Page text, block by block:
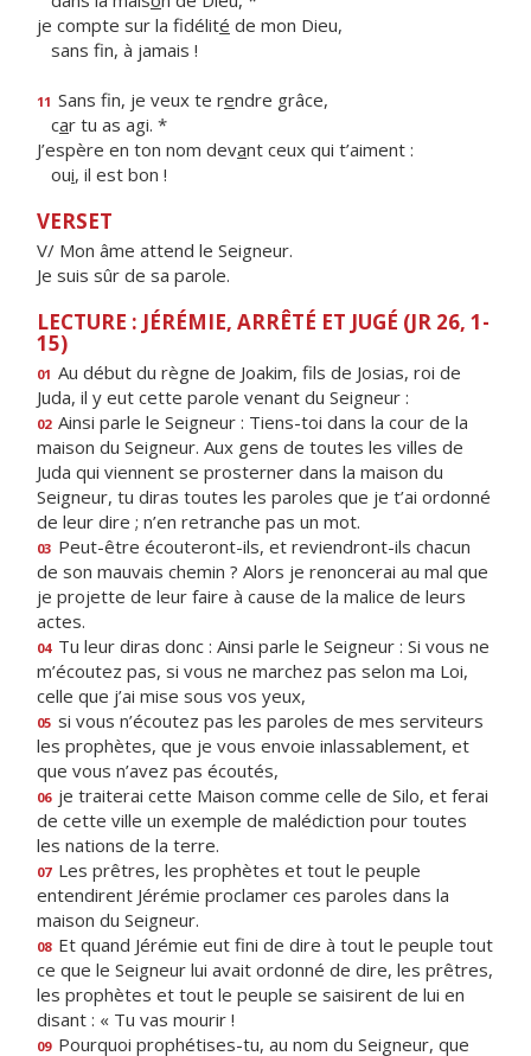
je compte sur la fidélité de mon Dieu,
sans fn, à jamais !
11 Sans fin, je veux te rendre grâce,
car tu as agi. *
J’espère en ton nom devant ceux qui t’aiment :
oui, il est bon !
VERSET
V/ Mon âme attend le Seigneur.
Je suis sûr de sa parole.
LECTURE : JÉRÉMIE, ARRÊTÉ ET JUGÉ (JR 26, 1-
15)
01 Au début du règne de Joakim, fils de Josias, roi de
Juda, il y eut cette parole venant du Seigneur :
02 Ainsi parle le Seigneur : Tiens-toi dans la cour de la
maison du Seigneur. Aux gens de toutes les villes de
Juda qui viennent se prosterner dans la maison du
Seigneur, tu diras toutes les paroles que je t’ai ordonné
de leur dire ; n’en retranche pas un mot.
03 Peut-être écouteront-ils, et reviendront-ils chacun
de son mauvais chemin ? Alors je renoncerai au mal que
je projette de leur faire à cause de la malice de leurs
actes.
04 Tu leur diras donc : Ainsi parle le Seigneur : Si vous ne
m’écoutez pas, si vous ne marchez pas selon ma Loi,
celle que j’ai mise sous vos yeux,
05 si vous n’écoutez pas les paroles de mes serviteurs
les prophètes, que je vous envoie inlassablement, et
que vous n’avez pas écoutés,
06 je traiterai cette Maison comme celle de Silo, et ferai
de cette ville un exemple de malédiction pour toutes
les nations de la terre.
07 Les prêtres, les prophètes et tout le peuple
entendirent Jérémie proclamer ces paroles dans la
maison du Seigneur.
08 Et quand Jérémie eut fini de dire à tout le peuple tout
ce que le Seigneur lui avait ordonné de dire, les prêtres,
les prophètes et tout le peuple se saisirent de lui en
disant : « Tu vas mourir !
09 Pourquoi prophétises-tu, au nom du Seigneur, que